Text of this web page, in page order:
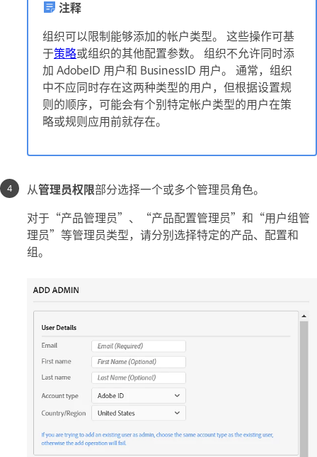
注释
组织可以限制能够添加的帐户类型。 这些操作可基
于策略或组织的其他配置参数。 组织不允许同时添
加 AdobeID 用户和 BusinessID 用户。 通常，组织
中不应同时存在这两种类型的用户，但根据设置规
则的顺序，可能会有个别特定帐户类型的用户在策
略或规则应用前就存在。
从管理员权限部分选择一个或多个管理员角色。
对于“产品管理员”、“产品配置管理员”和“用户组管
理员”等管理员类型，请分别选择特定的产品、配置和
组。